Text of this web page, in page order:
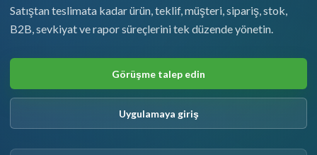
Satıştan teslimata kadar ürün, teklif, müşteri, sipariş, stok,
B2B, sevkiyat ve rapor süreçlerini tek düzende yönetin.
Görüşme talep edin
Uygulamaya giriş